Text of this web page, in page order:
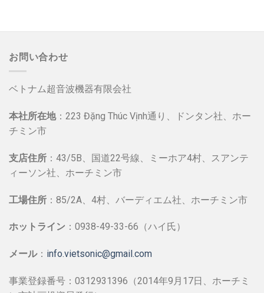
お問い合わせ
ベトナム超音波機器有限会社
本社所在地：223 Đặng Thúc Vịnh通り、ドンタン社、ホー
チミン市
支店住所 ：43/5B、国道22号線、ミーホア4村、スアンテ
ィーソン社、ホーチミン市
工場住所 ：85/2A、4村、バーディエム社、ホーチミン市
ホットライン ：0938-49-33-66（ハイ氏）
メール： info.vietsonic@gmail.com
事業登録番号：0312931396（2014年9月17日、ホーチミ